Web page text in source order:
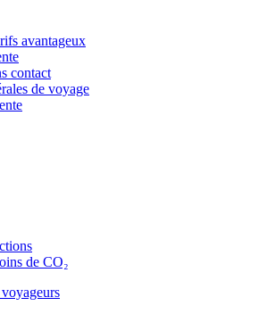
avantageux
contact
de voyage
de CO₂